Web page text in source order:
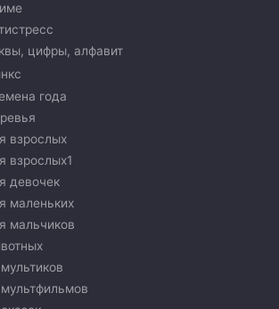
цифры, алфавит
года
взрослых
взрослых1
девочек
маленьких
мальчиков